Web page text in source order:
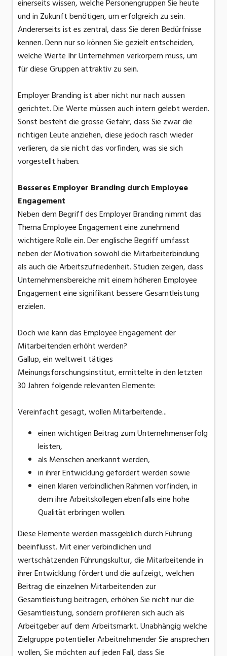
einerseits wissen, welche Personengruppen Sie heute
und in Zukunft benötigen, um erfolgreich zu sein.
Andererseits ist es zentral, dass Sie deren Bedürfnisse
kennen. Denn nur so können Sie gezielt entscheiden,
welche Werte Ihr Unternehmen verkörpern muss, um
für diese Gruppen attraktiv zu sein.
Employer Branding ist aber nicht nur nach aussen
gerichtet. Die Werte müssen auch intern gelebt werden.
Sonst besteht die grosse Gefahr, dass Sie zwar die
richtigen Leute anziehen, diese jedoch rasch wieder
verlieren, da sie nicht das vorfinden, was sie sich
vorgestellt haben.
Besseres Employer Branding durch Employee
Engagement
Neben dem Begriff des Employer Branding nimmt das
Thema Employee Engagement eine zunehmend
wichtigere Rolle ein. Der englische Begriff umfasst
neben der Motivation sowohl die Mitarbeiterbindung
als auch die Arbeitszufriedenheit. Studien zeigen, dass
Unternehmensbereiche mit einem höheren Employee
Engagement eine signifikant bessere Gesamtleistung
erzielen.
Doch wie kann das Employee Engagement der
Mitarbeitenden erhöht werden?
Gallup, ein weltweit tätiges
Meinungsforschungsinstitut, ermittelte in den letzten
30 Jahren folgende relevanten Elemente:
Vereinfacht gesagt, wollen Mitarbeitende...
einen wichtigen Beitrag zum Unternehmenserfolg
leisten,
als Menschen anerkannt werden,
in ihrer Entwicklung gefördert werden sowie
einen klaren verbindlichen Rahmen vorfinden, in
dem ihre Arbeitskollegen ebenfalls eine hohe
Qualität erbringen wollen.
Diese Elemente werden massgeblich durch Führung
beeinflusst. Mit einer verbindlichen und
wertschätzenden Führungskultur, die Mitarbeitende in
ihrer Entwicklung fördert und die aufzeigt, welchen
Beitrag die einzelnen Mitarbeitenden zur
Gesamtleistung beitragen, erhöhen Sie nicht nur die
Gesamtleistung, sondern profilieren sich auch als
Arbeitgeber auf dem Arbeitsmarkt. Unabhängig welche
Zielgruppe potentieller Arbeitnehmender Sie ansprechen
wollen, Sie möchten auf jeden Fall, dass Sie